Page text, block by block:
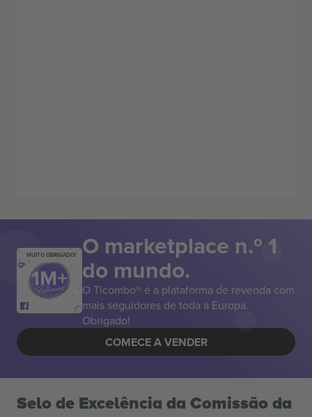
MUITO OBRIGADO! O marketplace n.º 1
do mundo.
O Ticombo® é a plataforma de revenda com
mais seguidores de toda a Europa.
Obrigado!
COMECE A VENDER
Selo de Excelência da Comissão da